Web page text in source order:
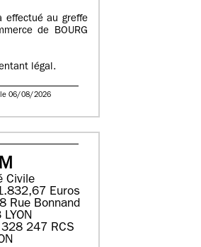
effectué au greffe
de BOURG
légal.
le 06/08/2026
Civile
Euros
Rue Bonnand
247 RCS